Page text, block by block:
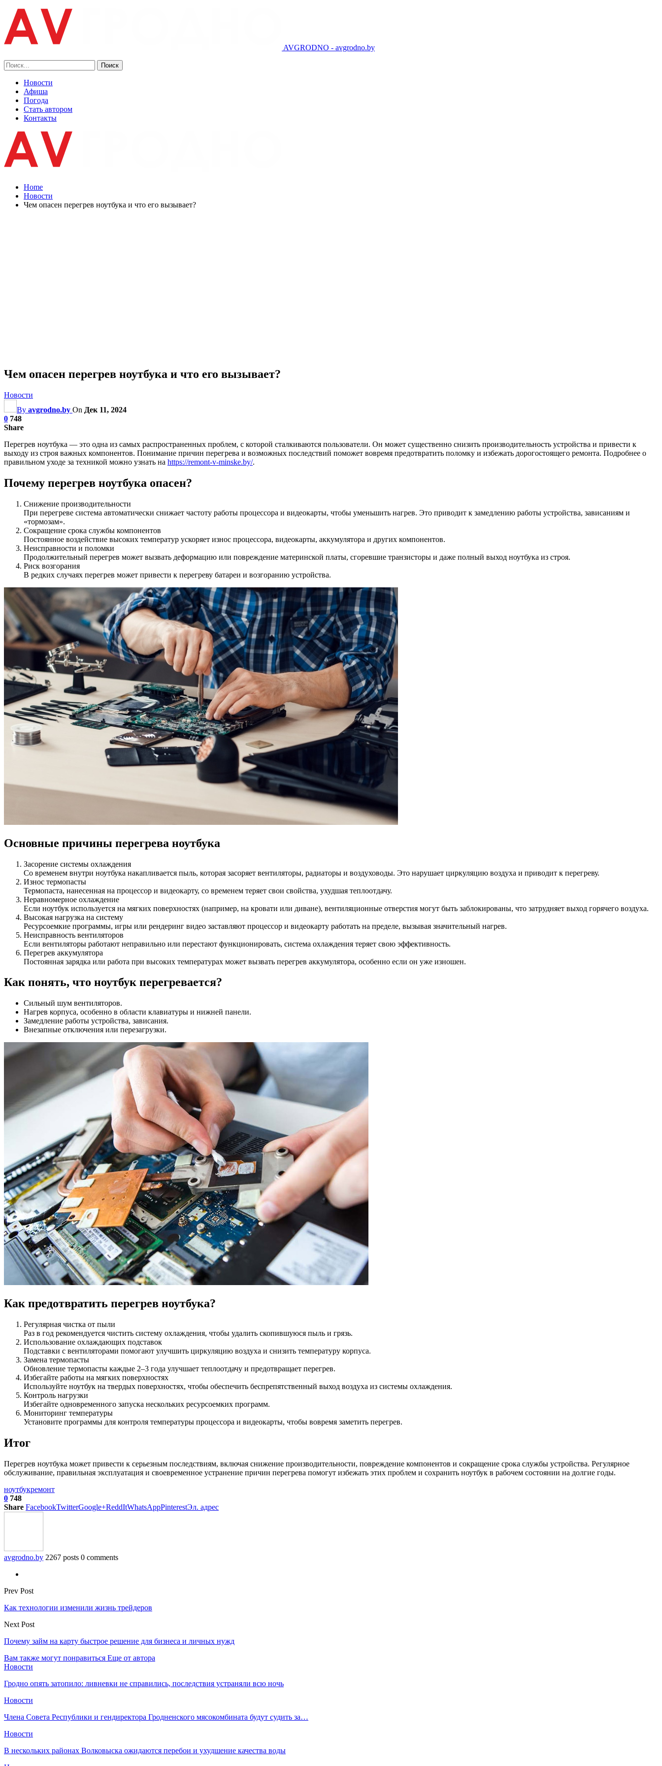
AVGRODNO - avgrodno.by
Новости
Афиша
Погода
Стать автором
Контакты
Home
Новости
Чем опасен перегрев ноутбука и что его вызывает?
Чем опасен перегрев ноутбука и что его вызывает?
Новости
By avgrodno.by On Дек 11, 2024
0 748
Share
Перегрев ноутбука — это одна из самых распространенных проблем, с которой сталкиваются пользователи. Он может существенно снизить производительность устройства и привести к
выходу из строя важных компонентов. Понимание причин перегрева и возможных последствий поможет вовремя предотвратить поломку и избежать дорогостоящего ремонта. Подробнее о
правильном уходе за техникой можно узнать на https://remont-v-minske.by/.
Почему перегрев ноутбука опасен?
Снижение производительности
При перегреве система автоматически снижает частоту работы процессора и видеокарты, чтобы уменьшить нагрев. Это приводит к замедлению работы устройства, зависаниям и
«тормозам».
Сокращение срока службы компонентов
Постоянное воздействие высоких температур ускоряет износ процессора, видеокарты, аккумулятора и других компонентов.
Неисправности и поломки
Продолжительный перегрев может вызвать деформацию или повреждение материнской платы, сгоревшие транзисторы и даже полный выход ноутбука из строя.
Риск возгорания
В редких случаях перегрев может привести к перегреву батареи и возгоранию устройства.
Основные причины перегрева ноутбука
Засорение системы охлаждения
Со временем внутри ноутбука накапливается пыль, которая засоряет вентиляторы, радиаторы и воздуховоды. Это нарушает циркуляцию воздуха и приводит к перегреву.
Износ термопасты
Термопаста, нанесенная на процессор и видеокарту, со временем теряет свои свойства, ухудшая теплоотдачу.
Неравномерное охлаждение
Если ноутбук используется на мягких поверхностях (например, на кровати или диване), вентиляционные отверстия могут быть заблокированы, что затрудняет выход горячего воздуха.
Высокая нагрузка на систему
Ресурсоемкие программы, игры или рендеринг видео заставляют процессор и видеокарту работать на пределе, вызывая значительный нагрев.
Неисправность вентиляторов
Если вентиляторы работают неправильно или перестают функционировать, система охлаждения теряет свою эффективность.
Перегрев аккумулятора
Постоянная зарядка или работа при высоких температурах может вызвать перегрев аккумулятора, особенно если он уже изношен.
Как понять, что ноутбук перегревается?
Сильный шум вентиляторов.
Нагрев корпуса, особенно в области клавиатуры и нижней панели.
Замедление работы устройства, зависания.
Внезапные отключения или перезагрузки.
Как предотвратить перегрев ноутбука?
Регулярная чистка от пыли
Раз в год рекомендуется чистить систему охлаждения, чтобы удалить скопившуюся пыль и грязь.
Использование охлаждающих подставок
Подставки с вентиляторами помогают улучшить циркуляцию воздуха и снизить температуру корпуса.
Замена термопасты
Обновление термопасты каждые 2–3 года улучшает теплоотдачу и предотвращает перегрев.
Избегайте работы на мягких поверхностях
Используйте ноутбук на твердых поверхностях, чтобы обеспечить беспрепятственный выход воздуха из системы охлаждения.
Контроль нагрузки
Избегайте одновременного запуска нескольких ресурсоемких программ.
Мониторинг температуры
Установите программы для контроля температуры процессора и видеокарты, чтобы вовремя заметить перегрев.
Итог
Перегрев ноутбука может привести к серьезным последствиям, включая снижение производительности, повреждение компонентов и сокращение срока службы устройства. Регулярное
обслуживание, правильная эксплуатация и своевременное устранение причин перегрева помогут избежать этих проблем и сохранить ноутбук в рабочем состоянии на долгие годы.
ноутбукремонт
0 748
Share FacebookTwitterGoogle+ReddItWhatsAppPinterestЭл. адрес
avgrodno.by 2267 posts 0 comments
Prev Post
Как технологии изменили жизнь трейдеров
Next Post
Почему займ на карту быстрое решение для бизнеса и личных нужд
Вам также могут понравиться Еще от автора
Новости
Гродно опять затопило: ливневки не справились, последствия устраняли всю ночь
Новости
Члена Совета Республики и гендиректора Гродненского мясокомбината будут судить за…
Новости
В нескольких районах Волковыска ожидаются перебои и ухудшение качества воды